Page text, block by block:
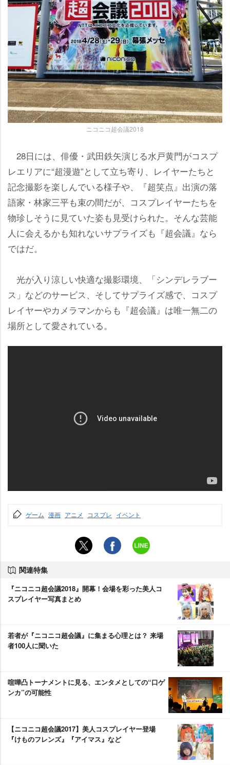
ニコニコ超会議2018
28日には、俳優・武田鉄矢演じる水戸黄門がコスプ
レエリアに“超漫遊”として立ち寄り、レイヤーたちと
記念撮影を楽しんでいる様子や、『超笑点』出演の落
語家・林家三平も束の間だが、コスプレイヤーたちを
物珍しそうに見ていた姿も見受けられた。そんな芸能
人に会えるかも知れないサプライズも『超会議』なら
ではだ。
光が入り涼しい快適な撮影環境、「シンデレラブー
ス」などのサービス、そしてサプライズ感で、コスプ
レイヤーやカメラマンからも『超会議』は唯一無二の
場所として愛されている。
ゲーム 漫画 アニメ コスプレ イベント
関連特集
『ニコニコ超会議2018』開幕！会場を彩った美人コ
スプレイヤー写真まとめ
若者が『ニコニコ超会議』に集まる心理とは？ 来場
者100人に聞いた
喧嘩凸トーナメントに見る、エンタメとしての“口ゲ
ンカ”の可能性
【ニコニコ超会議2017】美人コスプレイヤー登場
『けものフレンズ』『アイマス』など